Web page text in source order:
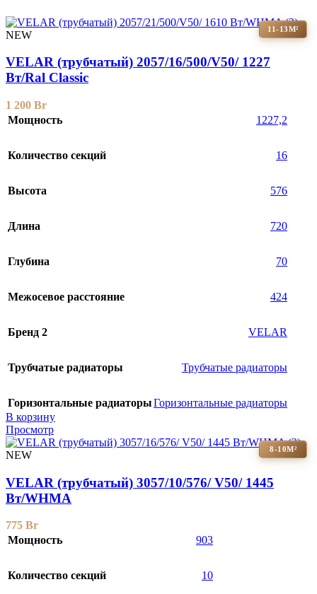
11-13М²
NEW
VELAR (трубчатый) 2057/16/500/V50/ 1227
Bт/Ral Classic
1 200 Br
Мощность
1227,2
Количество секций 16
Высота 576
Длина 720
Глубина 70
Межосевое расстояние 424
Бренд 2 VELAR
Трубчатые радиаторы Трубчатые радиаторы
Горизонтальные радиаторыГоризонтальные радиаторы
В корзину
Просмотр
8-10М²
NEW
VELAR (трубчатый) 3057/10/576/ V50/ 1445
Bт/WHMA
775 Br
Мощность
903
Количество секций 10